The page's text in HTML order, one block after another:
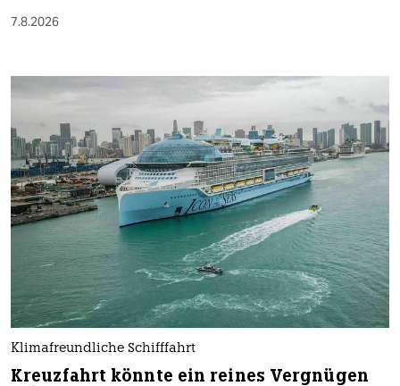
7.8.2026
Klimafreundliche Schifffahrt
Kreuzfahrt könnte ein reines Vergnügen